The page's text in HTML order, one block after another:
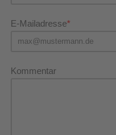
E-Mailadresse
Kommentar